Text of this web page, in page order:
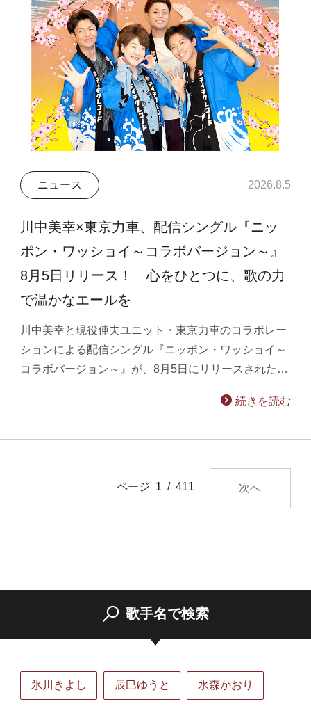
ニュース 2026.8.5
川中美幸×東京力車、配信シングル『ニッ
ポン・ワッショイ～コラボバージョン～』
8月5日リリース！ 心をひとつに、歌の力
で温かなエールを
川中美幸と現役俥夫ユニット・東京力車のコラボレー
ションによる配信シングル『ニッポン・ワッショイ～
コラボバージョン～』が、8月5日にリリースされた…
続きを読む
ページ 1 / 411 次へ
歌手名で検索
氷川きよし 辰巳ゆうと 水森かおり